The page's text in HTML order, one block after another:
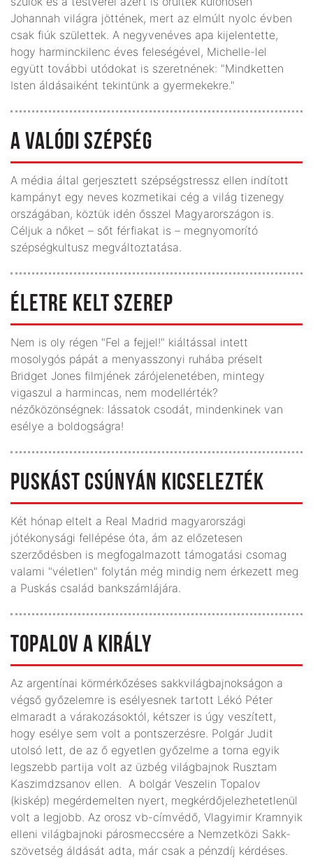
Johannah világra jöttének, mert az elmúlt nyolc évben
csak fiúk születtek. A negyvenéves apa kijelentette,
hogy harminckilenc éves feleségével, Michelle-lel
együtt további utódokat is szeretnének: "Mindketten
Isten áldásaiként tekintünk a gyermekekre."
A VALÓDI SZÉPSÉG
A média által gerjesztett szépségstressz ellen indított
kampányt egy neves kozmetikai cég a világ tizenegy
országában, köztük idén ősszel Magyarországon is.
Céljuk a nőket – sőt férfiakat is – megnyomorító
szépségkultusz megváltoztatása.
ÉLETRE KELT SZEREP
Nem is oly régen "Fel a fejjel!" kiáltással intett
mosolygós pápát a menyasszonyi ruhába préselt
Bridget Jones filmjének zárójelenetében, mintegy
vigaszul a harmincas, nem modellérték?
nézőközönségnek: lássatok csodát, mindenkinek van
esélye a boldogságra!
PUSKÁST CSÚNYÁN KICSELEZTÉK
Két hónap eltelt a Real Madrid magyarországi
jótékonysági fellépése óta, ám az előzetesen
szerződésben is megfogalmazott támogatási csomag
valami "véletlen" folytán még mindig nem érkezett meg
a Puskás család bankszámlájára.
TOPALOV A KIRÁLY
Az argentínai körmérkőzéses sakkvilágbajnokságon a
végső győzelemre is esélyesnek tartott Lékó Péter
elmaradt a várakozásoktól, kétszer is úgy veszített,
hogy esélye sem volt a pontszerzésre. Polgár Judit
utolsó lett, de az ő egyetlen győzelme a torna egyik
legszebb partija volt az üzbég világbajnok Rusztam
Kaszimdzsanov ellen. A bolgár Veszelin Topalov
(kiskép) megérdemelten nyert, megkérdőjelezhetetlenül
volt a legjobb. Az orosz vb-címvédő, Vlagyimir Kramnyik
elleni világbajnoki párosmeccsére a Nemzetközi Sakk-
szövetség áldását adta, már csak a pénzdíj kérdéses.